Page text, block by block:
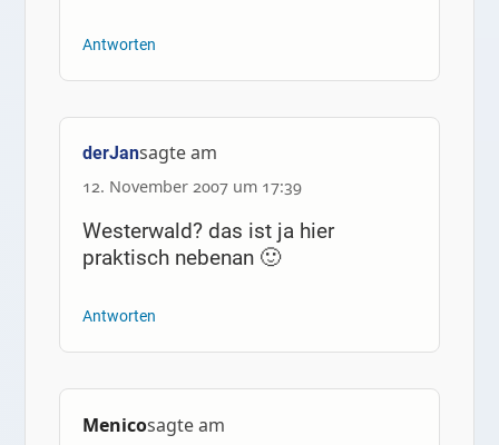
Antworten
derJansagte am
12. November 2007 um 17:39
Westerwald? das ist ja hier
praktisch nebenan 🙂
Antworten
Menicosagte am